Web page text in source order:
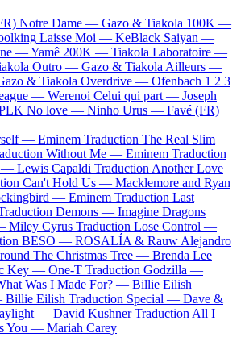
Notre Dame — Gazo & Tiakola 100K —
Laisse Moi — KeBlack Saiyan —
—Yamê 200K — Tiakola Laboratoire —
Outro — Gazo & Tiakola Ailleurs —
& Tiakola Overdrive — Ofenbach 1 2 3
— Werenoi Celui qui part — Joseph
No love — Ninho Urus — Favé (FR)
— Eminem Traduction The Real Slim
Without Me — Eminem Traduction
— Lewis Capaldi Traduction Another Love
Can't Hold Us — Macklemore and Ryan
— Eminem Traduction Last
Demons — Imagine Dragons
Miley Cyrus Traduction Lose Control —
BESO — ROSALÍA & Rauw Alejandro
The Christmas Tree — Brenda Lee
Key — One-T Traduction Godzilla —
Was I Made For? — Billie Eilish
Billie Eilish Traduction Special — Dave &
— David Kushner Traduction All I
You — Mariah Carey